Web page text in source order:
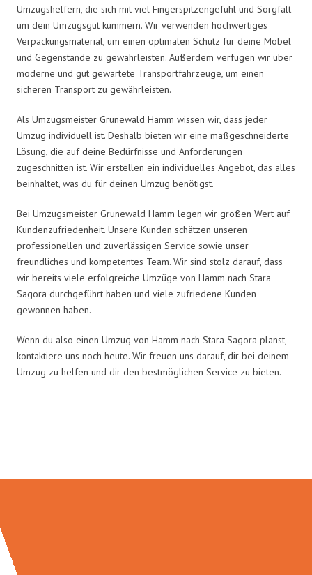
Umzugshelfern, die sich mit viel Fingerspitzengefühl und Sorgfalt
um dein Umzugsgut kümmern. Wir verwenden hochwertiges
Verpackungsmaterial, um einen optimalen Schutz für deine Möbel
und Gegenstände zu gewährleisten. Außerdem verfügen wir über
moderne und gut gewartete Transportfahrzeuge, um einen
sicheren Transport zu gewährleisten.
Als Umzugsmeister Grunewald Hamm wissen wir, dass jeder
Umzug individuell ist. Deshalb bieten wir eine maßgeschneiderte
Lösung, die auf deine Bedürfnisse und Anforderungen
zugeschnitten ist. Wir erstellen ein individuelles Angebot, das alles
beinhaltet, was du für deinen Umzug benötigst.
Bei Umzugsmeister Grunewald Hamm legen wir großen Wert auf
Kundenzufriedenheit. Unsere Kunden schätzen unseren
professionellen und zuverlässigen Service sowie unser
freundliches und kompetentes Team. Wir sind stolz darauf, dass
wir bereits viele erfolgreiche Umzüge von Hamm nach Stara
Sagora durchgeführt haben und viele zufriedene Kunden
gewonnen haben.
Wenn du also einen Umzug von Hamm nach Stara Sagora planst,
kontaktiere uns noch heute. Wir freuen uns darauf, dir bei deinem
Umzug zu helfen und dir den bestmöglichen Service zu bieten.